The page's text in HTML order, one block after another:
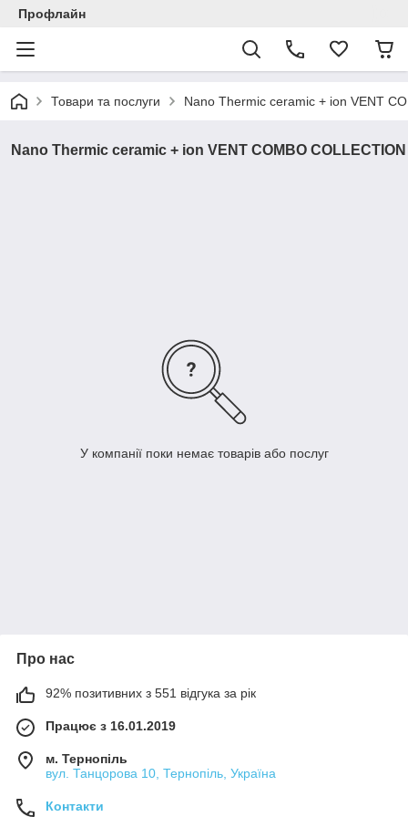
Профлайн
Товари та послуги Nano Thermic ceramic + ion VENT
Nano Thermic ceramic + ion VENT COMBO COLLECTION
У компанії поки немає товарів або послуг
Про нас
92% позитивних з 551 відгука за рік
Працює з 16.01.2019
м. Тернопіль
вул. Танцорова 10, Тернопіль, Україна
Контакти